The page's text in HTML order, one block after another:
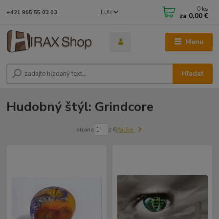
Menu
EUR
Hľadať
+421 905 55 03 03 0 ks
za 0,00 €
Hudobný štýl: Grindcore
strana z 6ďalšie